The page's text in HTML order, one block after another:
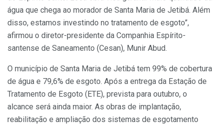
água que chega ao morador de Santa Maria de Jetibá. Além
disso, estamos investindo no tratamento de esgoto”,
afirmou o diretor-presidente da Companhia Espírito-
santense de Saneamento (Cesan), Munir Abud.
O município de Santa Maria de Jetibá tem 99% de cobertura
de água e 79,6% de esgoto. Após a entrega da Estação de
Tratamento de Esgoto (ETE), prevista para outubro, o
alcance será ainda maior. As obras de implantação,
reabilitação e ampliação dos sistemas de esgotamento